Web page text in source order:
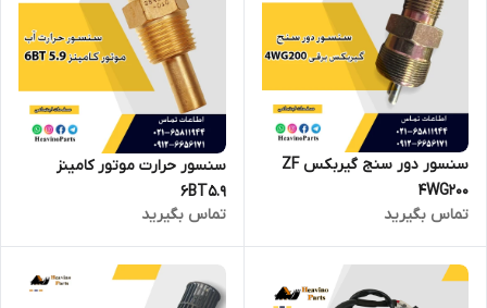
سنسور دور سنج گیربکس ZF
4WG200
تماس بگیرید
سنسور حرارت موتور کامینز
6BT5.9
تماس بگیرید